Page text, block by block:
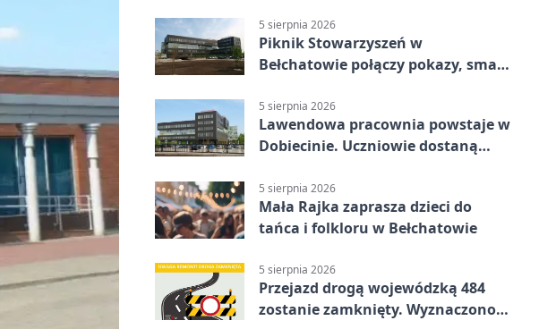
5 sierpnia 2026
Piknik Stowarzyszeń w
Bełchatowie połączy pokazy, smaki
5 sierpnia 2026
Lawendowa pracownia powstaje w
Dobiecinie. Uczniowie dostaną
5 sierpnia 2026
Mała Rajka zaprasza dzieci do
tańca i folkloru w Bełchatowie
5 sierpnia 2026
Przejazd drogą wojewódzką 484
zostanie zamknięty. Wyznaczono